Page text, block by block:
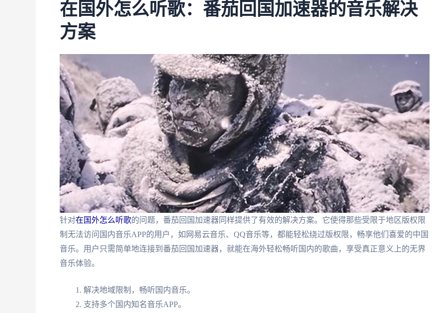
在国外怎么听歌：番茄回国加速器的音乐解决
方案
针对在国外怎么听歌的问题，番茄回国加速器同样提供了有效的解决方案。它使得那些受限于地区版权限
制无法访问国内音乐APP的用户，如网易云音乐、QQ音乐等，都能轻松绕过版权限，畅享他们喜爱的中国
音乐。用户只需简单地连接到番茄回国加速器，就能在海外轻松畅听国内的歌曲，享受真正意义上的无界
音乐体验。
解决地域限制，畅听国内音乐。
支持多个国内知名音乐APP。